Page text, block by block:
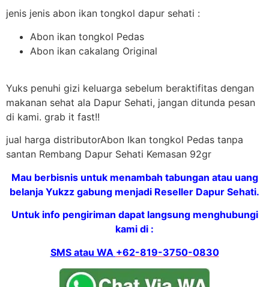
jenis jenis abon ikan tongkol dapur sehati :
Abon ikan tongkol Pedas
Abon ikan cakalang Original
Yuks penuhi gizi keluarga sebelum beraktifitas dengan
makanan sehat ala Dapur Sehati, jangan ditunda pesan
di kami. grab it fast!!
jual harga distributorAbon Ikan tongkol Pedas tanpa
santan Rembang Dapur Sehati Kemasan 92gr
Mau berbisnis untuk menambah tabungan atau uang
belanja Yukzz gabung menjadi Reseller Dapur Sehati.
Untuk info pengiriman dapat langsung menghubungi
kami di :
SMS atau WA +62-819-3750-0830